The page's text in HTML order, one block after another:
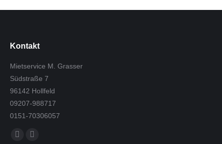
Kontakt
Mietservice M. Grasser
Südstraße 7
96142 Hollfeld
09207-988717
0151-70306057
Finden Sie uns auf: